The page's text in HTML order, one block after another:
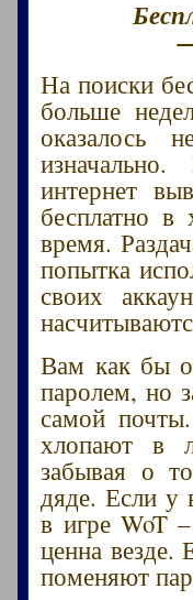
На поиски
больше
оказалось
интернет
бесплатно
время.
попытка
своих
Вам как бы
паролем, но
самой
хлопают в
забывая о
дяде. Если у
в игре WoT
ценна везде.
поменяют